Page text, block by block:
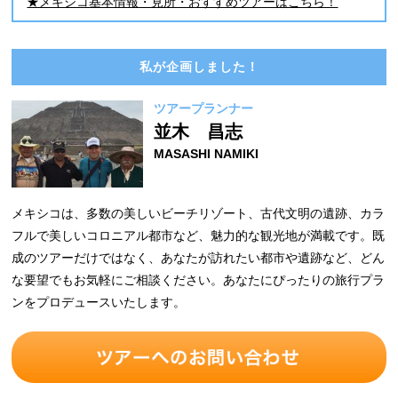
私が企画しました！
ツアープランナー
並木 昌志
MASASHI NAMIKI
メキシコは、多数の美しいビーチリゾート、古代文明の遺跡、カラ
フルで美しいコロニアル都市など、魅力的な観光地が満載です。既
成のツアーだけではなく、あなたが訪れたい都市や遺跡など、どん
な要望でもお気軽にご相談ください。あなたにぴったりの旅行プラ
ンをプロデュースいたします。